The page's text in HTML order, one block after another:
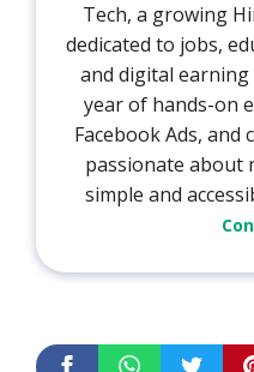
Tech, a growing
dedicated to jobs,
and digital
year of hands-on
Facebook Ads, and
passionate about
simple and